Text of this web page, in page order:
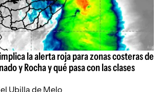
la alerta roja para zonas costeras de
y Rocha y qué pasa con las clases